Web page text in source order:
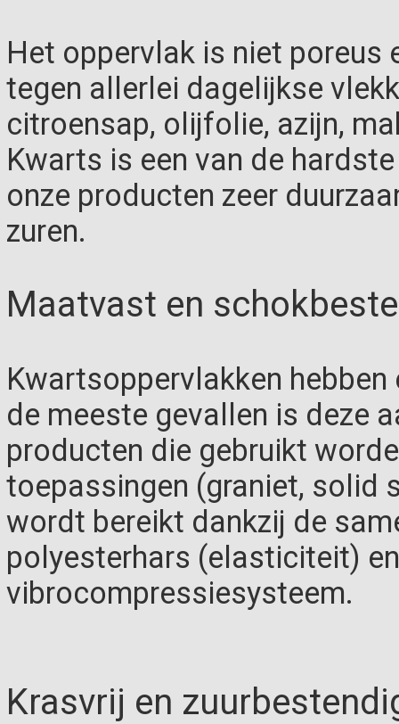
Het oppervlak is niet
tegen allerlei dagelijkse
citroensap, olijfolie, azijn,
Kwarts is een van de
onze producten zeer
zuren.
Maatvast en
Kwartsoppervlakken
de meeste gevallen is deze
producten die gebruikt
toepassingen (graniet, solid
wordt bereikt dankzij de
polyesterhars (elasticiteit)
vibrocompressiesysteem.
Krasvrij en